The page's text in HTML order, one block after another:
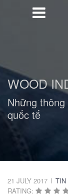
WOOD
Những
quốc tế
21 JULY 2017 TIN
RATING: